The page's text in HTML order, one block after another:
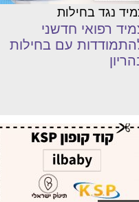
נגד בחילות
רפואי חדשני
עם בחילות